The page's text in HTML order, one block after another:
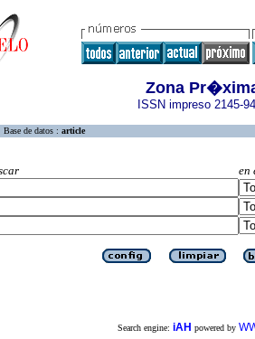
Zona
ISSN impreso 2145-
Base de datos : article
en
Search engine: iAH powered by